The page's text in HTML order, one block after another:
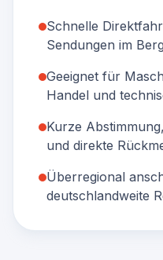
Schnelle
Sendungen im
Geeignet für
Handel und
Kurze
und direkte
Überregional
deutschlandweite